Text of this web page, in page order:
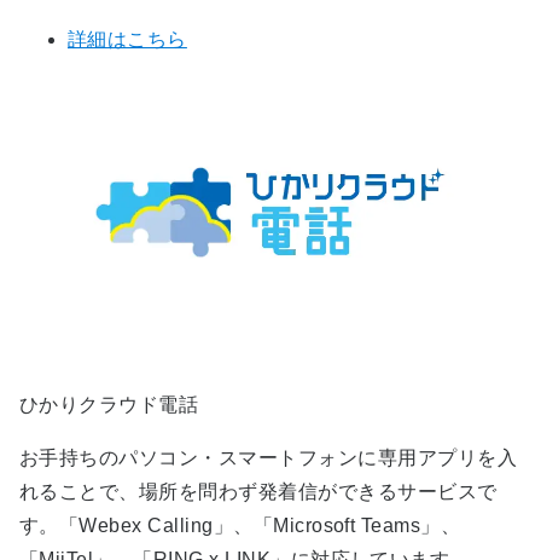
詳細はこちら
ひかりクラウド電話
お手持ちのパソコン・スマートフォンに専用アプリを入
れることで、場所を問わず発着信ができるサービスで
す。「Webex Calling」、「Microsoft Teams」、